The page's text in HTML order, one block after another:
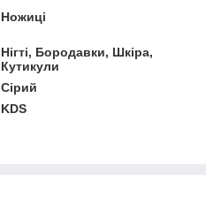
Ножиці
Нігті, Бородавки, Шкіра,
Кутикули
Сірий
KDS